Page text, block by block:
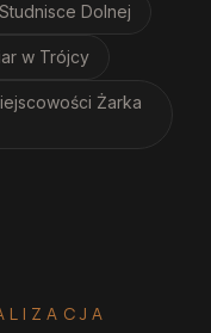
Dolnej
w Trójcy
Żarka